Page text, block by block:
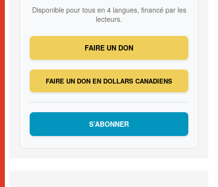
Disponible pour tous en 4 langues, financé par les
lecteurs.
FAIRE UN DON
FAIRE UN DON EN DOLLARS CANADIENS
S’ABONNER